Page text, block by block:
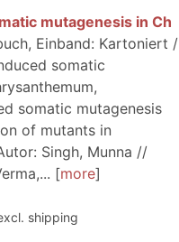
mutagenesis in Ch
Einband: Kartoniert /
somatic
somatic mutagenesis
of mutants in
Singh, Munna //
more
shipping